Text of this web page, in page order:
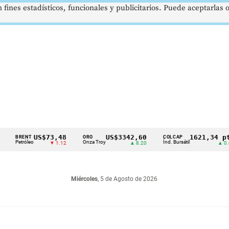
US$73,48
▼ 1.12
ORO
Onza Troy
US$3342,60 COLCAP
Índ. Bursátil
1621,34 pts
Miércoles, 5 de Agosto de 2026
estadísticos, funcionales y publicitarios. Puede aceptarlas